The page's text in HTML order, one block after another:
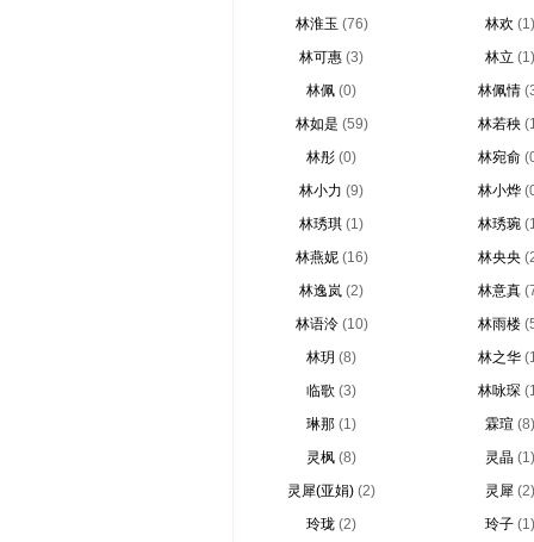
林淮玉 (76) 林欢 (1)
林可惠 (3) 林立 (1)
林佩 (0) 林佩情
林如是 (59) 林若秧
林彤 (0) 林宛俞
林小力 (9) 林小烨
林琇琪 (1) 林琇琬
林燕妮 (16) 林央央
林逸岚 (2) 林意真
林语泠 (10) 林雨楼
林玥 (8) 林之华
临歌 (3) 林咏琛
琳那 (1) 霖瑄 (8)
灵枫 (8) 灵晶 (1)
灵犀(亚娟) (2) 灵犀 (2)
玲珑 (2) 玲子 (1)